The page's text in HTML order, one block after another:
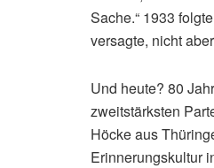
Sache.“ 1933
versagte, nicht
Und heute? 80
zweitstärksten
Höcke aus
Erinnerungskultur